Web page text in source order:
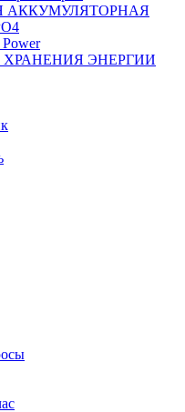
АККУМУЛЯТОРНАЯ
ЭНЕРГИИ